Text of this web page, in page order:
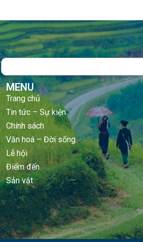
Search
MENU
Trang chủ
Tin tức – Sự kiện
Chính sách
Văn hoá – Đời sống
Lễ hội
Điểm đến
Sản vật